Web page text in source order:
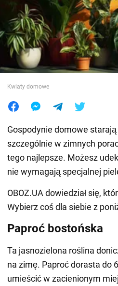
Wojna na Ukrainie
Świat
Jedzenie
Kwiaty domowe
Gospodynie domowe
szczególnie w zimnych
tego najlepsze. Możesz
nie wymagają specjalnej
OBOZ.UA dowiedział się,
Wybierz coś dla siebie z
Paproć bostońska
Ta jasnozielona roślina
na zimę. Paproć dorasta do
umieścić w zacienionym